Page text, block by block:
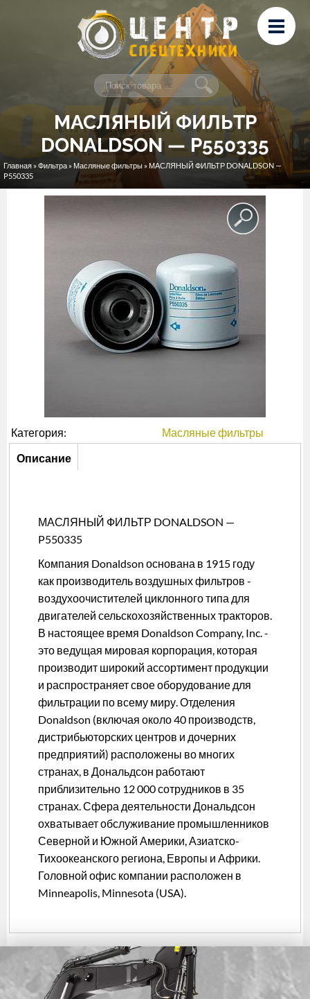
Перейти к основному содержанию
Лизинг
Сервис и ремонт
Контакты
МАСЛЯНЫЙ ФИЛЬТР
DONALDSON — P550335
Вы здесь
Главная »Фильтра » Масляные фильтры » МАСЛЯНЫЙ ФИЛЬТР DONALDSON —
P550335
Категория: Масляные фильтры
Описание
Описание
МАСЛЯНЫЙ ФИЛЬТР DONALDSON —
P550335
Компания Donaldson основана в 1915 году
как производитель воздушных фильтров -
воздухоочистителей циклонного типа для
двигателей сельскохозяйственных тракторов.
В настоящее время Donaldson Company, Inc. -
это ведущая мировая корпорация, которая
производит широкий ассортимент продукции
и распространяет свое оборудование для
фильтрации по всему миру. Отделения
Donaldson (включая около 40 производств,
дистрибьюторских центров и дочерних
предприятий) расположены во многих
странах, в Дональдсон работают
приблизительно 12 000 сотрудников в 35
странах. Сфера деятельности Дональдсон
охватывает обслуживание промышленников
Северной и Южной Америки, Азиатско-
Тихоокеанского региона, Европы и Африки.
Головной офис компании расположен в
Minneapolis, Minnesota (USA).